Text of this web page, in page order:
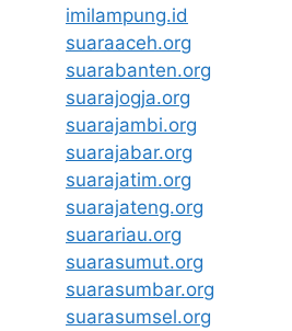
imilampung.id
suaraaceh.org
suarabanten.org
suarajogja.org
suarajambi.org
suarajabar.org
suarajatim.org
suarajateng.org
suarariau.org
suarasumut.org
suarasumbar.org
suarasumsel.org